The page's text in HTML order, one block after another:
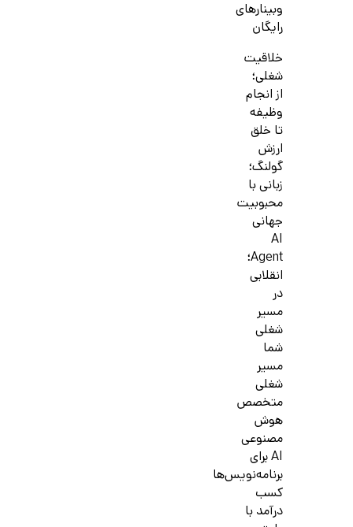
وبینارهای
رایگان
خلاقیت
شغلی؛
از انجام
وظیفه
تا خلق
ارزش
گولنگ؛
زبانی با
محبوبیت
جهانی
AI
Agent؛
انقلابی
در
مسیر
شغلی
شما
مسیر
شغلی
متخصص
هوش
مصنوعی
AI برای
برنامه‌نویس‌ها
کسب
درآمد با